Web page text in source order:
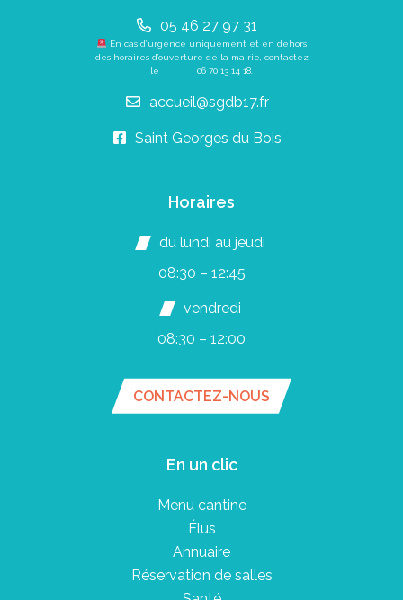
05 46 27 97 31
En cas d’urgence uniquement et en dehors
des horaires d’ouverture de la mairie, contactez
le 06 70 13 14 18.
accueil@sgdb17.fr
Saint Georges du Bois
Horaires
du lundi au jeudi
08:30 – 12:45
vendredi
08:30 – 12:00
CONTACTEZ-NOUS
En un clic
Menu cantine
Élus
Annuaire
Réservation de salles